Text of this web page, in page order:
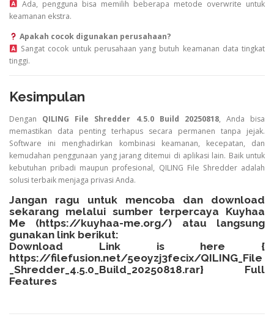
Ada, pengguna bisa memilih beberapa metode overwrite untuk
keamanan ekstra.
Apakah cocok digunakan perusahaan?
Sangat cocok untuk perusahaan yang butuh keamanan data tingkat
tinggi.
Kesimpulan
Dengan QILING File Shredder 4.5.0 Build 20250818, Anda bisa
memastikan data penting terhapus secara permanen tanpa jejak.
Software ini menghadirkan kombinasi keamanan, kecepatan, dan
kemudahan penggunaan yang jarang ditemui di aplikasi lain. Baik untuk
kebutuhan pribadi maupun profesional, QILING File Shredder adalah
solusi terbaik menjaga privasi Anda.
Jangan ragu untuk mencoba dan download
sekarang melalui sumber terpercaya Kuyhaa
Me (https://kuyhaa-me.org/) atau langsung
gunakan link berikut:
Download Link is here {
https://filefusion.net/5eoyzj3fecix/QILING_File
_Shredder_4.5.0_Build_20250818.rar} Full
Features